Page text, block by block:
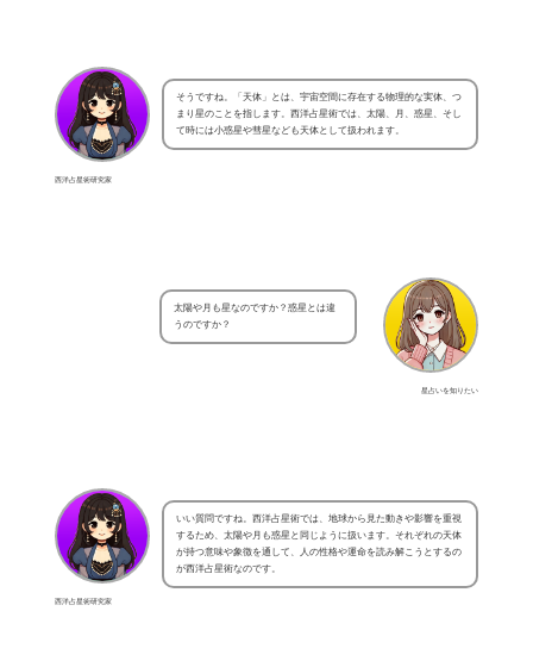
西洋占星術研究家
そうですね。「天体」とは、宇宙空間に存在する物理的な実体、つ
まり星のことを指します。西洋占星術では、太陽、月、惑星、そし
て時には小惑星や彗星なども天体として扱われます。
星占いを知りたい
太陽や月も星なのですか？惑星とは違
うのですか？
西洋占星術研究家
いい質問ですね。西洋占星術では、地球から見た動きや影響を重視
するため、太陽や月も惑星と同じように扱います。それぞれの天体
が持つ意味や象徴を通して、人の性格や運命を読み解こうとするの
が西洋占星術なのです。